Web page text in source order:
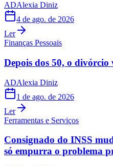
ADAlexia Diniz
4 de ago. de 2026
Ler
Finanças Pessoais
Depois dos 50, o
ADAlexia Diniz
1 de ago. de 2026
Ler
Ferramentas e Serviços
Consignado do INSS
só empurra o problema